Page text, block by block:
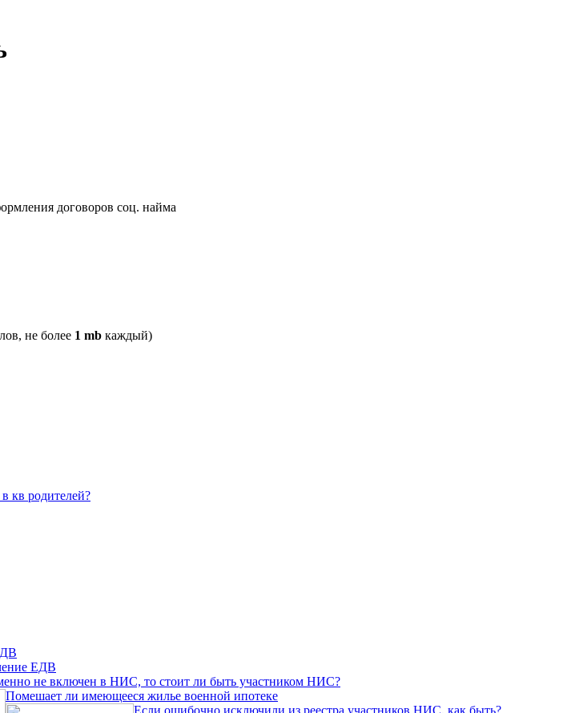
договоров соц. найма
не более 1 mb каждый)
кв родителей?
ЕДВ
не включен в НИС, то стоит ли быть участником НИС?
Помешает ли имеющееся жилье военной ипотеке